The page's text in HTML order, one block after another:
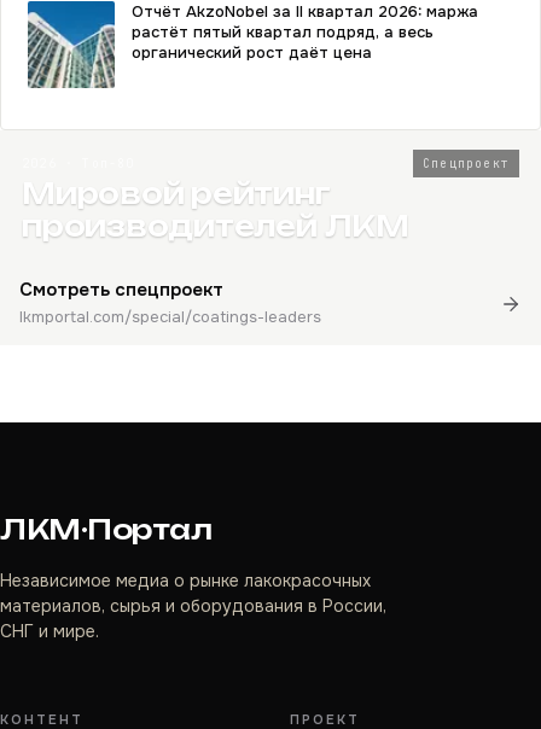
Отчёт AkzoNobel за II квартал 2026: маржа
растёт пятый квартал подряд, а весь
органический рост даёт цена
Спецпроект
Мировой рейтинг
производителей ЛКМ
Смотреть спецпроект
lkmportal.com/special/coatings-leaders
ЛКМ·Портал
Независимое медиа о рынке лакокрасочных
материалов, сырья и оборудования в России,
СНГ и мире.
КОНТЕНТ ПРОЕКТ